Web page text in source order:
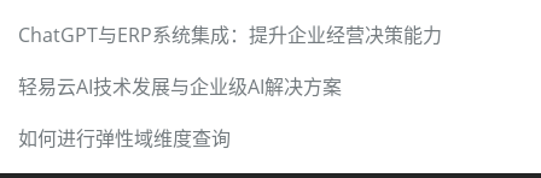
ChatGPT与ERP系统集成：提升企业经营决策能力
轻易云AI技术发展与企业级AI解决方案
如何进行弹性域维度查询